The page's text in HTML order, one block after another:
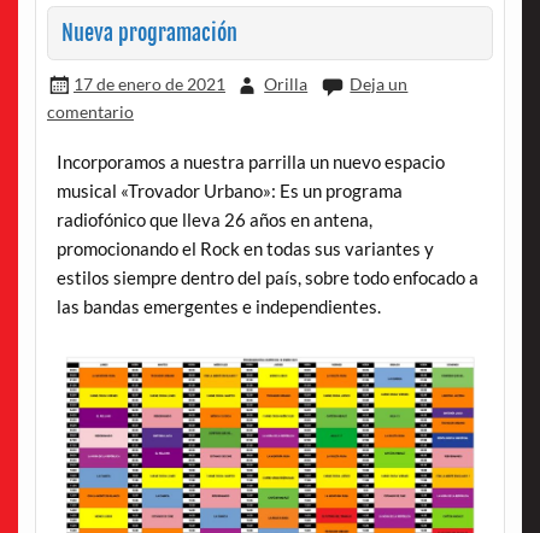
Nueva programación
17 de enero de 2021 Orilla
Deja un
comentario
Incorporamos a nuestra parrilla un nuevo espacio
musical «Trovador Urbano»: Es un programa
radiofónico que lleva 26 años en antena,
promocionando el Rock en todas sus variantes y
estilos siempre dentro del país, sobre todo enfocado a
las bandas emergentes e independientes.